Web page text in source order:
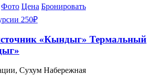
Фото Цена Бронировать
250₽
Термальный
Сухум Набережная